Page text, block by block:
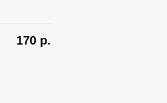
170 р.